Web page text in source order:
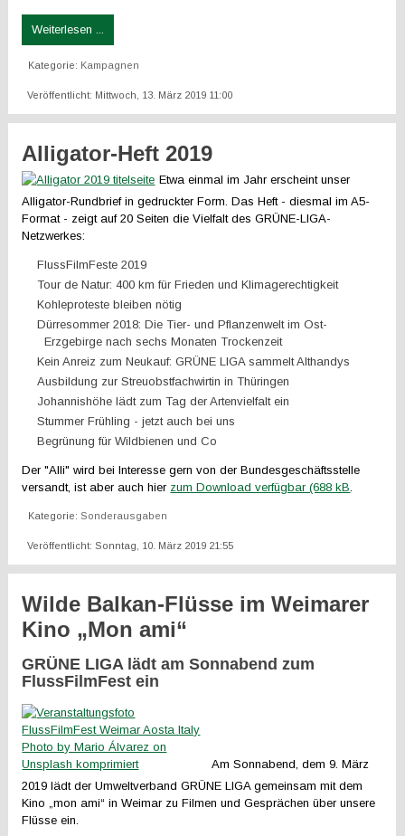
Weiterlesen ...
Kategorie: Kampagnen
Veröffentlicht: Mittwoch, 13. März 2019 11:00
Alligator-Heft 2019
Etwa einmal im Jahr erscheint unser
Alligator-Rundbrief in gedruckter Form. Das Heft - diesmal im A5-
Format - zeigt auf 20 Seiten die Vielfalt des GRÜNE-LIGA-
Netzwerkes:
FlussFilmFeste 2019
Tour de Natur: 400 km für Frieden und Klimagerechtigkeit
Kohleproteste bleiben nötig
Dürresommer 2018: Die Tier- und Pflanzenwelt im Ost-
Erzgebirge nach sechs Monaten Trockenzeit
Kein Anreiz zum Neukauf: GRÜNE LIGA sammelt Althandys
Ausbildung zur Streuobstfachwirtin in Thüringen
Johannishöhe lädt zum Tag der Artenvielfalt ein
Stummer Frühling - jetzt auch bei uns
Begrünung für Wildbienen und Co
Der "Alli" wird bei Interesse gern von der Bundesgeschäftsstelle
versandt, ist aber auch hier zum Download verfügbar (688 kB.
Kategorie:Sonderausgaben
Veröffentlicht: Sonntag, 10. März 2019 21:55
Wilde Balkan-Flüsse im Weimarer
Kino „Mon ami“
GRÜNE LIGA lädt am Sonnabend zum
FlussFilmFest ein
Am Sonnabend, dem 9. März
2019 lädt der Umweltverband GRÜNE LIGA gemeinsam mit dem
Kino „mon ami“ in Weimar zu Filmen und Gesprächen über unsere
Flüsse ein.